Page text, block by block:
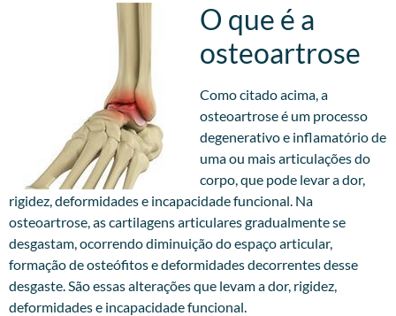
O que é a
osteoartrose
Como citado acima, a
osteoartrose é um processo
degenerativo e inflamatório de
uma ou mais articulações do
corpo, que pode levar a dor,
rigidez, deformidades e incapacidade funcional. Na
osteoartrose, as cartilagens articulares gradualmente se
desgastam, ocorrendo diminuição do espaço articular,
formação de osteófitos e deformidades decorrentes desse
desgaste. São essas alterações que levam a dor, rigidez,
deformidades e incapacidade funcional.